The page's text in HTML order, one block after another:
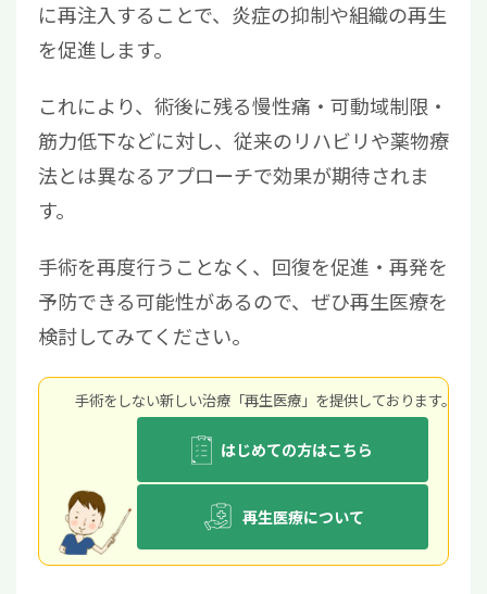
に再注入することで、炎症の抑制や組織の再生
を促進します。
これにより、術後に残る慢性痛・可動域制限・
筋力低下などに対し、従来のリハビリや薬物療
法とは異なるアプローチで効果が期待されま
す。
手術を再度行うことなく、回復を促進・再発を
予防できる可能性があるので、ぜひ再生医療を
検討してみてください。
手術をしない新しい治療「再生医療」を提供しております。
はじめての方はこちら
再生医療について